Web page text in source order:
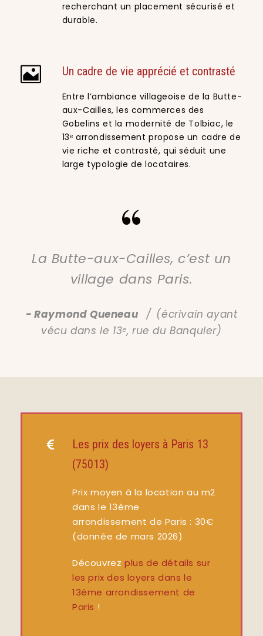
recherchant un placement sécurisé et
durable.
Un cadre de vie apprécié et contrasté
Entre l’ambiance villageoise de la Butte-
aux-Cailles, les commerces des
Gobelins et la modernité de Tolbiac, le
13ᵉ arrondissement propose un cadre de
vie riche et contrasté, qui séduit une
large typologie de locataires.
“
La Butte-aux-Cailles, c’est un
village dans Paris.
Raymond Queneau
(écrivain ayant
vécu dans le 13ᵉ, rue du Banquier)
Les prix des loyers à Paris 13
(75013)
Prix moyen à la location au m2
dans le 13ème
arrondissement de Paris : 30€
(donnée de mars 2026)
Découvrez plus de détails sur
les prix des loyers dans le
13ème arrondissement de
Paris !